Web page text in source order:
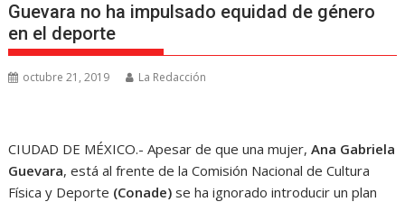
Guevara no ha impulsado equidad de género
en el deporte
octubre 21, 2019 La Redacción
CIUDAD DE MÉXICO.- Apesar de que una mujer,Ana Gabriela
Guevara, está al frente de la Comisión Nacional de Cultura
Física y Deporte (Conade) se ha ignorado introducir un plan